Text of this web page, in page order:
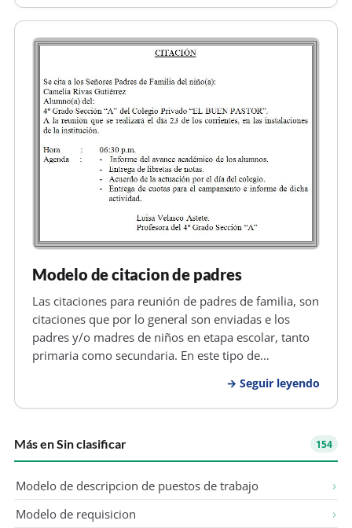
documento de identidad,…
Modelo de citacion de padres
Las citaciones para reunión de padres de familia, son
citaciones que por lo general son enviadas e los
padres y/o madres de niños en etapa escolar, tanto
primaria como secundaria. En este tipo de
colaboración, participación, contar con el interés del
padre o apoderado, de ta…
Seguir leyendo
Más en Sin clasificar 154
Modelo de descripcion de puestos de trabajo
Modelo de requisicion